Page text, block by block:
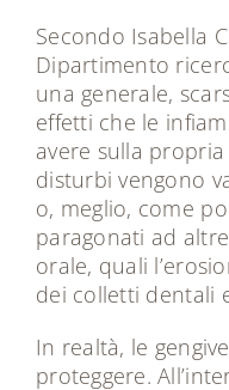
Secondo Isabella
Dipartimento
una generale,
effetti che le
avere sulla
disturbi vengono
o, meglio, come
paragonati ad
orale, quali
dei colletti dentali
In realtà, le
proteggere.